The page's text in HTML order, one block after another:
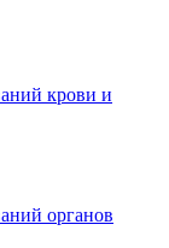
крови и
органов